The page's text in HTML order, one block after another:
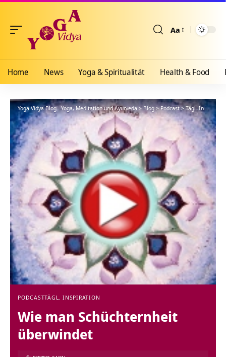
Aa
Home News Yoga & Spiritualität Health & Food
Yoga Vidya Blog - Yoga, Meditation und Ayurveda>Blog>Podcast>Tägl. Inspiration
PODCASTTÄGL. INSPIRATION
Wie man Schüchternheit
überwindet